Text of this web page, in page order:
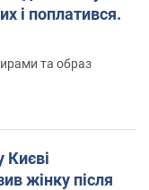
і поплатився.
та образ
Києві
жінку після